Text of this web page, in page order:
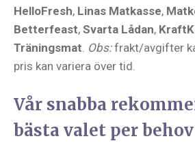
HelloFresh, Linas Matkasse,
Betterfeast, Svarta Lådan,
Träningsmat. Obs:frakt/avgifter
pris kan variera över tid.
Vår snabba
bästa valet per behov